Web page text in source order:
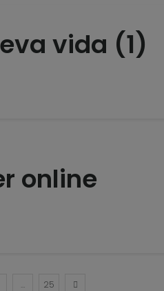
vida (1)
online
… 25